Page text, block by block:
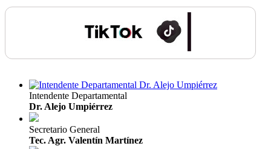
Intendente Departamental
Dr. Alejo Umpiérrez
Secretario General
Tec. Agr. Valentín Martínez